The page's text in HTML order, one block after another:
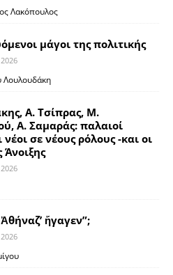
Λακόπουλος
μάγοι της πολιτικής
Λουλουδάκη
Α. Τσίπρας, Μ.
Α. Σαμαράς: παλαιοί
νέοι σε νέους ρόλους -και οι
Άνοιξης
Ἀθήναζ’ ἤγαγεν”;